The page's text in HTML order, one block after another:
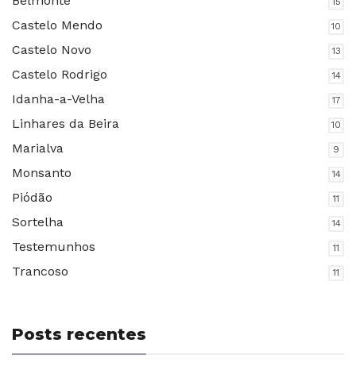
Castelo Mendo 10
Castelo Novo 13
Castelo Rodrigo 14
Idanha-a-Velha 17
Linhares da Beira 10
Marialva 9
Monsanto 14
Piódão 11
Sortelha 14
Testemunhos 11
Trancoso 11
Posts recentes